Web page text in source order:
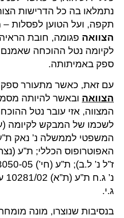
נתמלאו בה כל הדרישות
תקפה, ועל הטוען לפסלות
הצוואה פגומה, חובת
לקיומה נטל ההוכחה שאמנם
ספק באמיתותה.
עם זאת, כאשר מתעורר
הצוואה ובאשר להיותה
המצווה, אזי עובר נטל
ג.י.
בנסיבות שנוצרו, מונה